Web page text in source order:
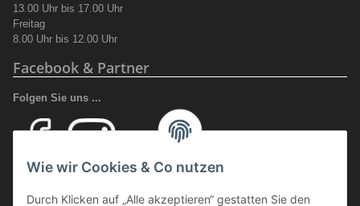
13.00 Uhr bis 17.00 Uhr
Freitag
8.00 Uhr bis 12.00 Uhr
Facebook & Partner
Folgen Sie uns ...
und Arbeitsschutz.
Wie wir Cookies & Co nutzen
Durch Klicken auf „Alle akzeptieren“ gestatten Sie den